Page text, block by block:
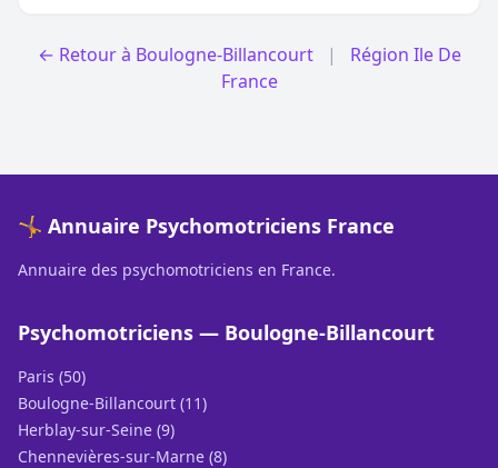
← Retour à Boulogne-Billancourt |
Région Ile De
France
🤸 Annuaire Psychomotriciens France
Annuaire des psychomotriciens en France.
Psychomotriciens — Boulogne-Billancourt
Paris (50)
Boulogne-Billancourt (11)
Herblay-sur-Seine (9)
Chennevières-sur-Marne (8)